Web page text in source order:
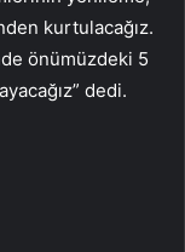
kurtulacağız.
önümüzdeki 5
dedi.